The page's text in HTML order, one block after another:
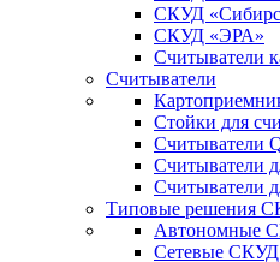
СКУД
СКУД «ЭРА»
Считыватели
Считыватели
Стойки для
Считыватели
Считыватели
Считыватели
Типовые решения
Автономные
Сетевые СКУД